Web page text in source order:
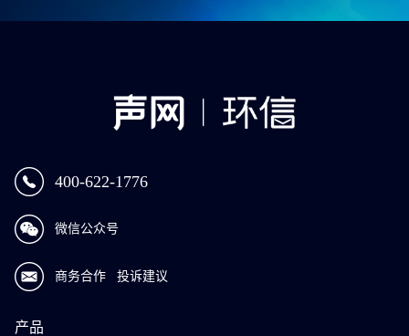
400-622-1776
微信公众号
商务合作 投诉建议
产品